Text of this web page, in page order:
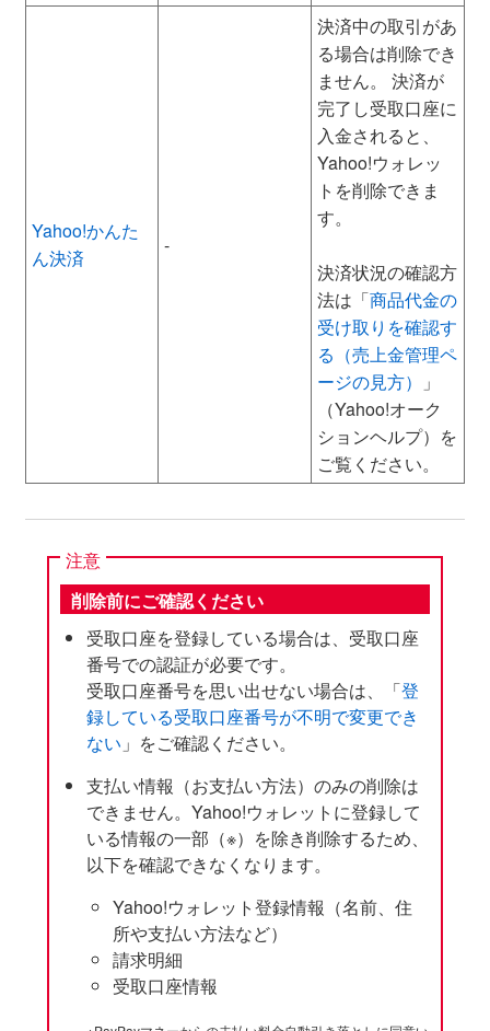
Yahoo!かんた
ん決済
-
決済中の取引があ
る場合は削除でき
ません。 決済が
完了し受取口座に
入金されると、
Yahoo!ウォレッ
トを削除できま
す。
決済状況の確認方
法は「商品代金の
受け取りを確認す
る（売上金管理ペ
ージの見方）
」
（Yahoo!オーク
ションヘルプ）を
ご覧ください。
注意
削除前にご確認ください
受取口座を登録している場合は、受取口座
番号での認証が必要です。
受取口座番号を思い出せない場合は、「登
録している受取口座番号が不明で変更でき
ない 」をご確認ください。
支払い情報（お支払い方法）のみの削除は
できません。Yahoo!ウォレットに登録して
いる情報の一部（※）を除き削除するため、
以下を確認できなくなります。
Yahoo!ウォレット登録情報（名前、住
所や支払い方法など）
請求明細
受取口座情報